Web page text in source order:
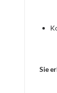
Sie